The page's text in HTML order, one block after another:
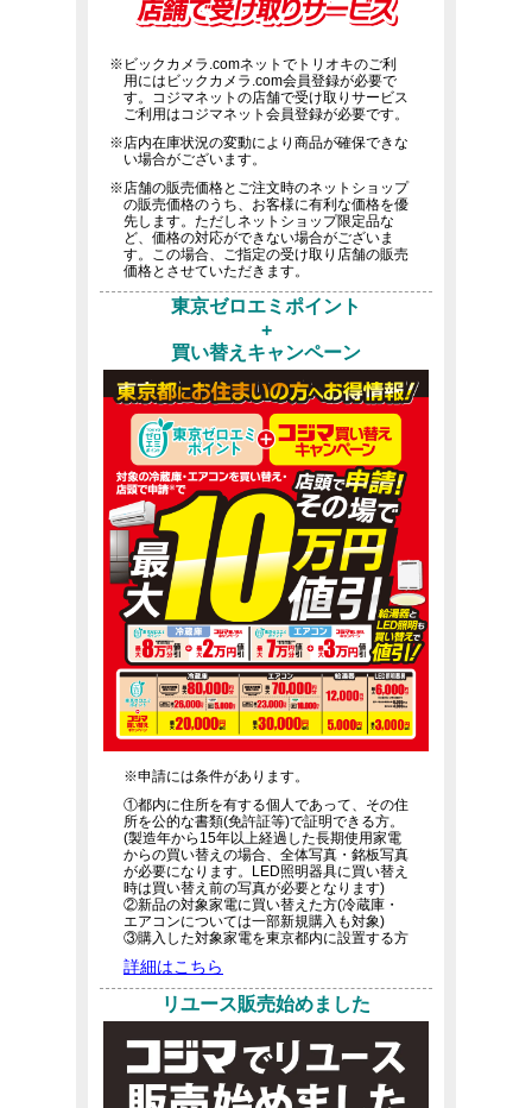
※ビックカメラ.comネットでトリオキのご利
用にはビックカメラ.com会員登録が必要で
す。コジマネットの店舗で受け取りサービス
ご利用はコジマネット会員登録が必要です。
※店内在庫状況の変動により商品が確保できな
い場合がございます。
※店舗の販売価格とご注文時のネットショップ
の販売価格のうち、お客様に有利な価格を優
先します。ただしネットショップ限定品な
ど、価格の対応ができない場合がございま
す。この場合、ご指定の受け取り店舗の販売
価格とさせていただきます。
東京ゼロエミポイント
+
買い替えキャンペーン
※申請には条件があります。
①都内に住所を有する個人であって、その住
所を公的な書類(免許証等)で証明できる方。
(製造年から15年以上経過した長期使用家電
からの買い替えの場合、全体写真・銘板写真
が必要になります。LED照明器具に買い替え
時は買い替え前の写真が必要となります)
②新品の対象家電に買い替えた方(冷蔵庫・
エアコンについては一部新規購入も対象)
③購入した対象家電を東京都内に設置する方
詳細はこちら
リユース販売始めました